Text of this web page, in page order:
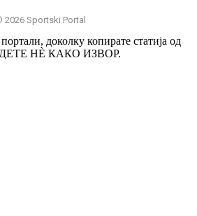
2026 Sportski Portal
доколку копирате статија од
НÈ КАКО ИЗВОР.